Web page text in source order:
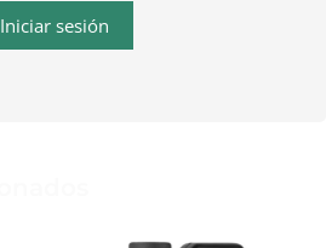
Iniciar sesión